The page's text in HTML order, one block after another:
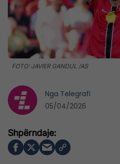
FOTO: JAVIER GANDUL /AS
Nga Telegrafi
05/04/2026